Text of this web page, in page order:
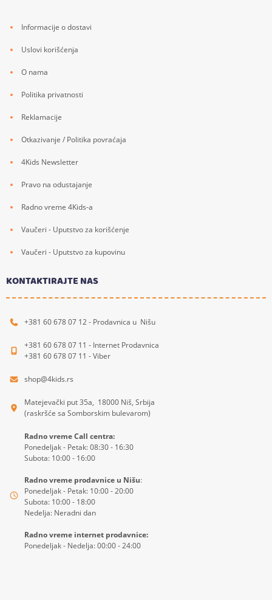
Informacije o dostavi
Uslovi korišćenja
O nama
Politika privatnosti
Reklamacije
Otkazivanje / Politika povraćaja
4Kids Newsletter
Pravo na odustajanje
Radno vreme 4Kids-a
Vaučeri - Uputstvo za korišćenje
Vaučeri - Uputstvo za kupovinu
KONTAKTIRAJTE NAS
+381 60 678 07 12 - Prodavnica u Nišu
+381 60 678 07 11 - Internet Prodavnica
+381 60 678 07 11 - Viber
shop@4kids.rs
Matejevački put 35a, 18000 Niš, Srbija
(raskršće sa Somborskim bulevarom)
Radno vreme Call centra:
Ponedeljak - Petak: 08:30 - 16:30
Subota: 10:00 - 16:00
Radno vreme prodavnice u Nišu:
Ponedeljak - Petak: 10:00 - 20:00
Subota: 10:00 - 18:00
Nedelja: Neradni dan
Radno vreme internet prodavnice:
Ponedeljak - Nedelja: 00:00 - 24:00